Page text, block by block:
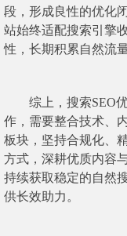
段，形成良性的优化
站始终适配搜索引擎
性，长期积累自然流
综上，搜索SEO优
作，需要整合技术、
板块，坚持合规化、
方式，深耕优质内容
持续获取稳定的自然
供长效助力。